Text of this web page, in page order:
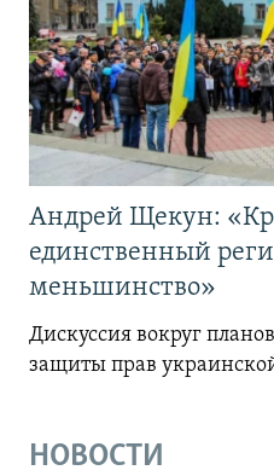
Андрей Щекун:
единственный
меньшинство»
Дискуссия вокруг
защиты прав
НОВОСТИ